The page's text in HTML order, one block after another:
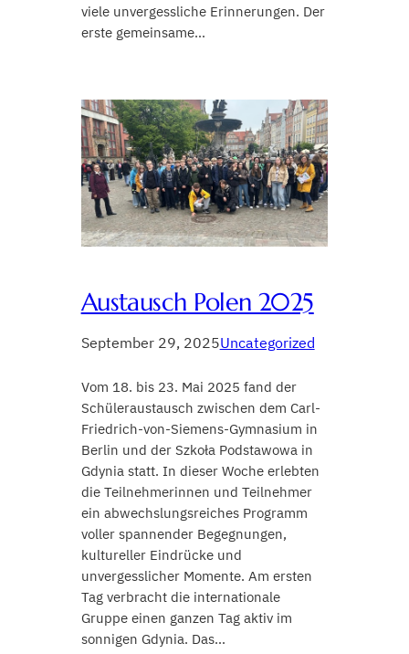
viele unvergessliche Erinnerungen. Der
erste gemeinsame…
Austausch Polen 2025
September 29, 2025Uncategorized
Vom 18. bis 23. Mai 2025 fand der
Schüleraustausch zwischen dem Carl-
Friedrich-von-Siemens-Gymnasium in
Berlin und der Szkoła Podstawowa in
Gdynia statt. In dieser Woche erlebten
die Teilnehmerinnen und Teilnehmer
ein abwechslungsreiches Programm
voller spannender Begegnungen,
kultureller Eindrücke und
unvergesslicher Momente. Am ersten
Tag verbracht die internationale
Gruppe einen ganzen Tag aktiv im
sonnigen Gdynia. Das…